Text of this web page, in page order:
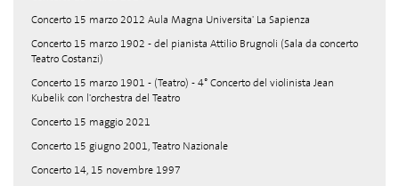
Concerto 15 marzo 2012 Aula Magna Universita' La Sapienza
Concerto 15 marzo 1902 - del pianista Attilio Brugnoli (Sala da concerto
Teatro Costanzi)
Concerto 15 marzo 1901 - (Teatro) - 4° Concerto del violinista Jean
Kubelik con l'orchestra del Teatro
Concerto 15 maggio 2021
Concerto 15 giugno 2001, Teatro Nazionale
Concerto 14, 15 novembre 1997